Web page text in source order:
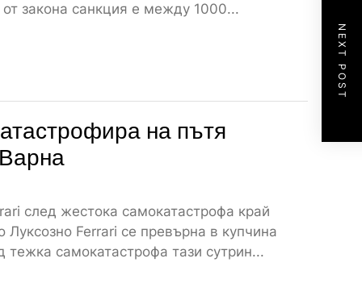
NEXT POST
закона санкция е между 1000...
на пътя
след жестока самокатастрофа край
Луксозно Ferrari се превърна в купчина
тежка самокатастрофа тази сутрин...